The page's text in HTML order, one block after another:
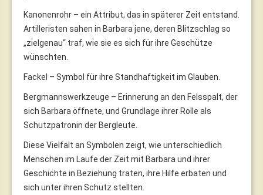
Kanonenrohr – ein Attribut, das in späterer Zeit entstand.
Artilleristen sahen in Barbara jene, deren Blitzschlag so
„zielgenau“ traf, wie sie es sich für ihre Geschütze
wünschten.
Fackel – Symbol für ihre Standhaftigkeit im Glauben.
Bergmannswerkzeuge – Erinnerung an den Felsspalt, der
sich Barbara öffnete, und Grundlage ihrer Rolle als
Schutzpatronin der Bergleute.
Diese Vielfalt an Symbolen zeigt, wie unterschiedlich
Menschen im Laufe der Zeit mit Barbara und ihrer
Geschichte in Beziehung traten, ihre Hilfe erbaten und
sich unter ihren Schutz stellten.